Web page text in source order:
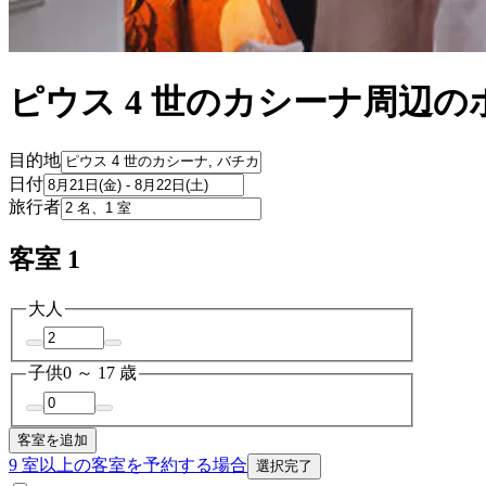
ピウス 4 世のカシーナ周辺の
目的地
日付
旅行者
客室 1
大人
子供0 ～ 17 歳
客室を追加
9 室以上の客室を予約する場合 選択完了